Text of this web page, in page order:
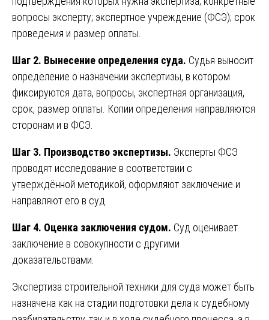
вопросы эксперту; экспертное учреждение (ФСЭ); срок
проведения и размер оплаты.
Шаг 2. Вынесение определения суда. Судья выносит
определение о назначении экспертизы, в котором
фиксируются дата, вопросы, экспертная организация,
срок, размер оплаты. Копии определения направляются
сторонам и в ФСЭ.
Шаг 3. Производство экспертизы. Эксперты ФСЭ
проводят исследование в соответствии с
утверждённой методикой, оформляют заключение и
направляют его в суд.
Шаг 4. Оценка заключения судом. Суд оценивает
заключение в совокупности с другими
доказательствами.
Экспертиза строительной техники для суда может быть
назначена как на стадии подготовки дела к судебному